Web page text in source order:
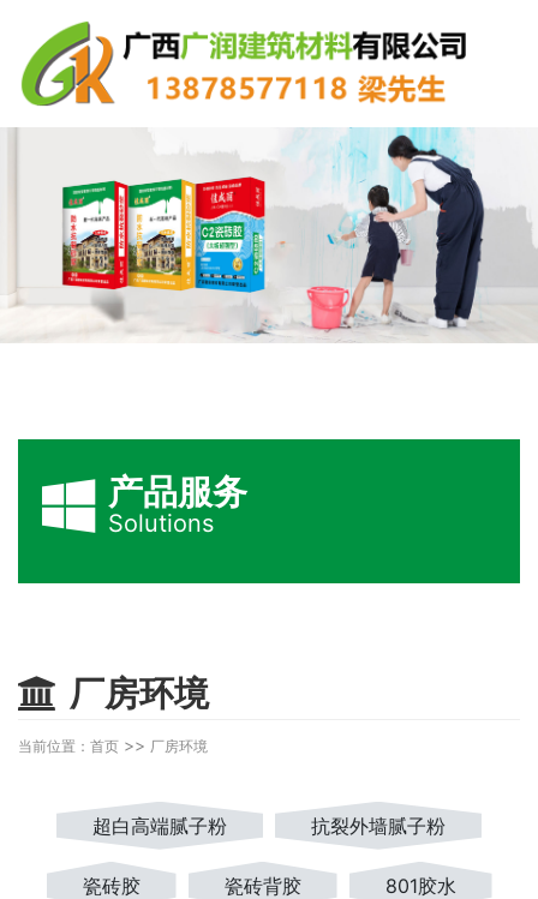
产品服务
Solutions
厂房环境
当前位置： 首页 >> 厂房环境
超白高端腻子粉 抗裂外墙腻子粉
瓷砖胶 瓷砖背胶 801胶水